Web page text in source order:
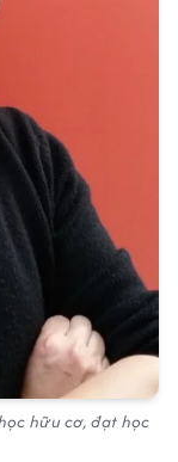
hữu cơ, đạt học